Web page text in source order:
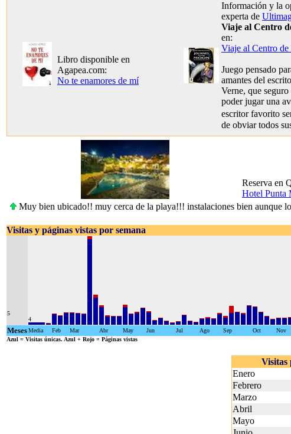
Libro disponible en
Agapea.com:
No te enamores de mí
Información y la
experta de
Viaje al Centro
en:
Viaje al Centro de
Juego pensado
amantes del
Verne, que
poder jugar una
escritor favorito
de obviar todos
Reserva en
Hotel
Muy bien ubicado!! muy cerca de la playa!!! instalaciones bien aunque
Visitas y páginas vistas por semana
5
4
MesesMedia Feb Mar Abr May Jun Jul Ago Sep Oct Nov
Azul = Visitas únicas. Azul + Rojo = Páginas vistas
Visitas
Enero
Febrero
Marzo
Abril
Mayo